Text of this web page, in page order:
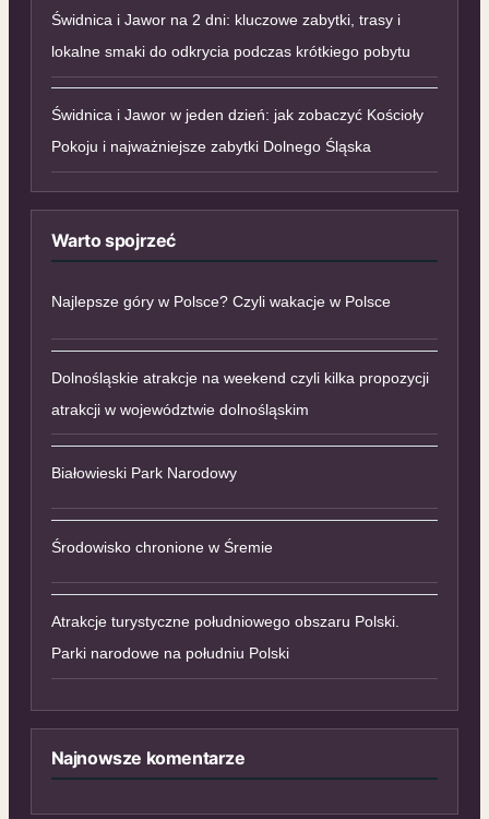
Świdnica i Jawor na 2 dni: kluczowe zabytki, trasy i
lokalne smaki do odkrycia podczas krótkiego pobytu
Świdnica i Jawor w jeden dzień: jak zobaczyć Kościoły
Pokoju i najważniejsze zabytki Dolnego Śląska
Warto spojrzeć
Najlepsze góry w Polsce? Czyli wakacje w Polsce
Dolnośląskie atrakcje na weekend czyli kilka propozycji
atrakcji w województwie dolnośląskim
Białowieski Park Narodowy
Środowisko chronione w Śremie
Atrakcje turystyczne południowego obszaru Polski.
Parki narodowe na południu Polski
Najnowsze komentarze